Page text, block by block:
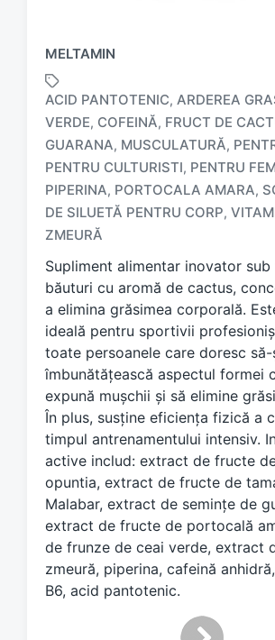
MELTAMIN
T
a
g
e
d
w
t
h
ACID PANTOTENIC, ARDEREA
VERDE, COFEINĂ, FRUCT DE
GUARANA, MUSCULATURĂ,
PENTRU CULTURISTI, PENTRU
PIPERINA, PORTOCALA AMARA,
DE SILUETĂ PENTRU CORP,
ZMEURĂ
Supliment alimentar inovator sub
băuturi cu aromă de cactus,
a elimina grăsimea corporală.
ideală pentru sportivii
toate persoanele care doresc să-
îmbunătățească aspectul formei
expună mușchii și să elimine
În plus, susține eficiența fizică a
timpul antrenamentului intensiv.
active includ: extract de fructe
opuntia, extract de fructe de
Malabar, extract de semințe de
extract de fructe de portocală
de frunze de ceai verde, extract
zmeură, piperina, cafeină
B6, acid pantotenic.